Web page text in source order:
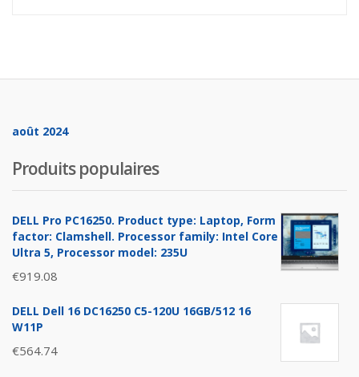
août 2024
Produits populaires
DELL Pro PC16250. Product type: Laptop, Form
factor: Clamshell. Processor family: Intel Core
Ultra 5, Processor model: 235U
€919.08
DELL Dell 16 DC16250 C5-120U 16GB/512 16
W11P
€564.74